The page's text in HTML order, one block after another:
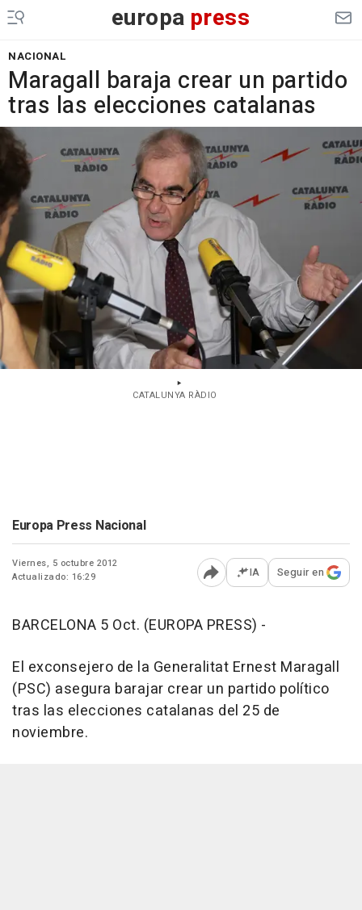
europa press
NACIONAL
Maragall baraja crear un partido
tras las elecciones catalanas
CATALUNYA RÀDIO
Europa Press Nacional
Viernes, 5 octubre 2012
Actualizado: 16:29
Abrir opciones para
IA Seguir en
BARCELONA 5 Oct. (EUROPA PRESS) -
El exconsejero de la Generalitat Ernest Maragall
(PSC) asegura barajar crear un partido político
tras las elecciones catalanas del 25 de
noviembre.